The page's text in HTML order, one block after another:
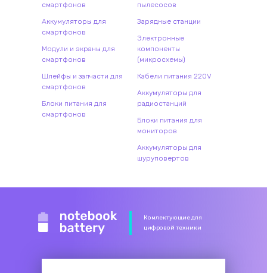
смартфонов
Аккумуляторы для
смартфонов
Модули и экраны для
смартфонов
Шлейфы и запчасти для
смартфонов
Блоки питания для
смартфонов
пылесосов
Зарядные станции
Электронные
компоненты
(микросхемы)
Кабели питания 220V
Аккумуляторы для
радиостанций
Блоки питания для
мониторов
Аккумуляторы для
шуруповертов
Комлектующие для
цифровой техники